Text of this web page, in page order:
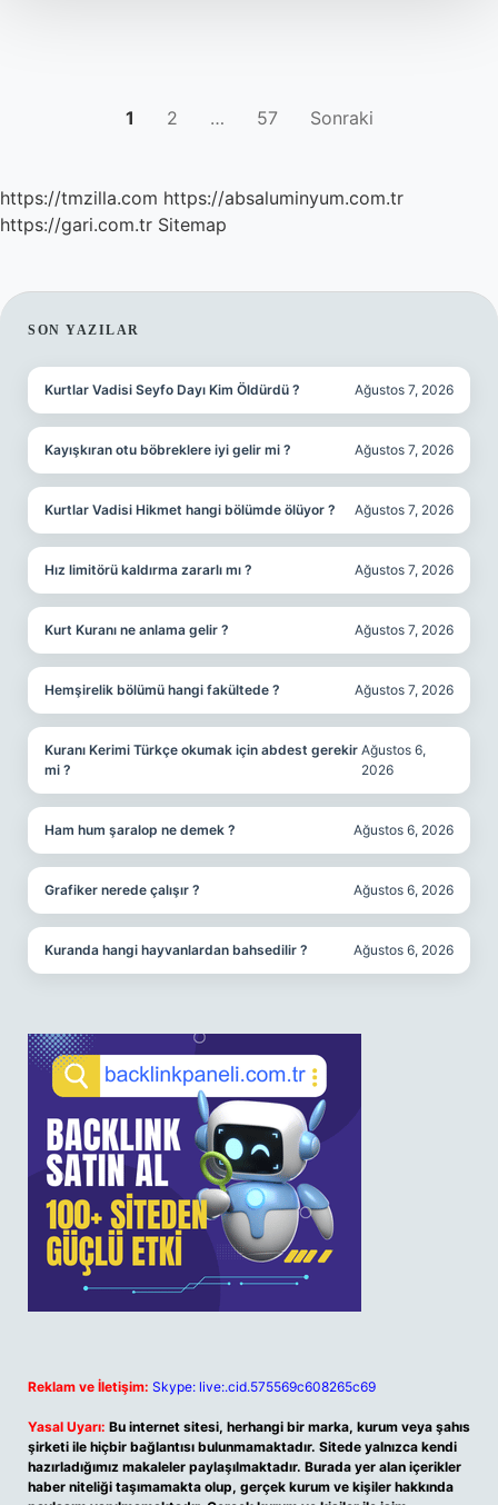
1 2 … 57 Sonraki
https://tmzilla.com https://absaluminyum.com.tr
https://gari.com.tr Sitemap
SIDEBAR
SON YAZILAR
Kurtlar Vadisi Seyfo Dayı Kim Öldürdü ? Ağustos 7, 2026
Kayışkıran otu böbreklere iyi gelir mi ? Ağustos 7, 2026
Kurtlar Vadisi Hikmet hangi bölümde ölüyor ? Ağustos 7, 2026
Hız limitörü kaldırma zararlı mı ? Ağustos 7, 2026
Kurt Kuranı ne anlama gelir ? Ağustos 7, 2026
Hemşirelik bölümü hangi fakültede ? Ağustos 7, 2026
Kuranı Kerimi Türkçe okumak için abdest gerekir
mi ?
Ağustos 6,
2026
Ham hum şaralop ne demek ? Ağustos 6, 2026
Grafiker nerede çalışır ? Ağustos 6, 2026
Kuranda hangi hayvanlardan bahsedilir ? Ağustos 6, 2026
Reklam ve İletişim: Skype: live:.cid.575569c608265c69
Yasal Uyarı: Bu internet sitesi, herhangi bir marka, kurum veya şahıs
şirketi ile hiçbir bağlantısı bulunmamaktadır. Sitede yalnızca kendi
hazırladığımız makaleler paylaşılmaktadır. Burada yer alan içerikler
haber niteliği taşımamakta olup, gerçek kurum ve kişiler hakkında